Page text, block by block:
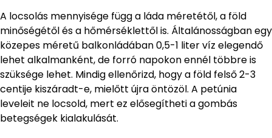
A locsolás mennyisége függ a láda méretétől, a föld
minőségétől és a hőmérséklettől is. Általánosságban egy
közepes méretű balkonládában 0,5-1 liter víz elegendő
lehet alkalmanként, de forró napokon ennél többre is
szüksége lehet. Mindig ellenőrizd, hogy a föld felső 2-3
centije kiszáradt-e, mielőtt újra öntözöl. A petúnia
leveleit ne locsold, mert ez elősegítheti a gombás
betegségek kialakulását.